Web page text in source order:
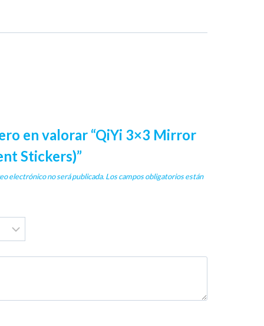
en valorar “QiYi 3×3 Mirror
Stickers)”
electrónico no será publicada.Los campos obligatorios están